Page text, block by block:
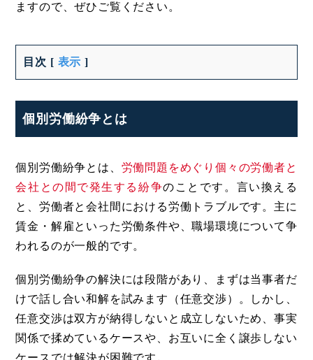
ますので、ぜひご覧ください。
目次 [ 表示 ]
個別労働紛争とは
個別労働紛争とは、 労働問題をめぐり個々の労働者と
会社との間で発生する紛争のことです。言い換える
と、労働者と会社間における労働トラブルです。主に
賃金・解雇といった労働条件や、職場環境について争
われるのが一般的です。
個別労働紛争の解決には段階があり、まずは当事者だ
けで話し合い和解を試みます（任意交渉）。しかし、
任意交渉は双方が納得しないと成立しないため、事実
関係で揉めているケースや、お互いに全く譲歩しない
ケースでは解決が困難です。